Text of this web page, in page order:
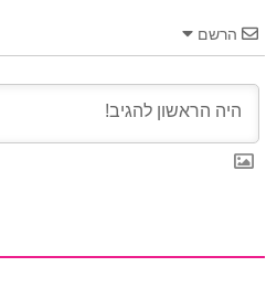
הרשם